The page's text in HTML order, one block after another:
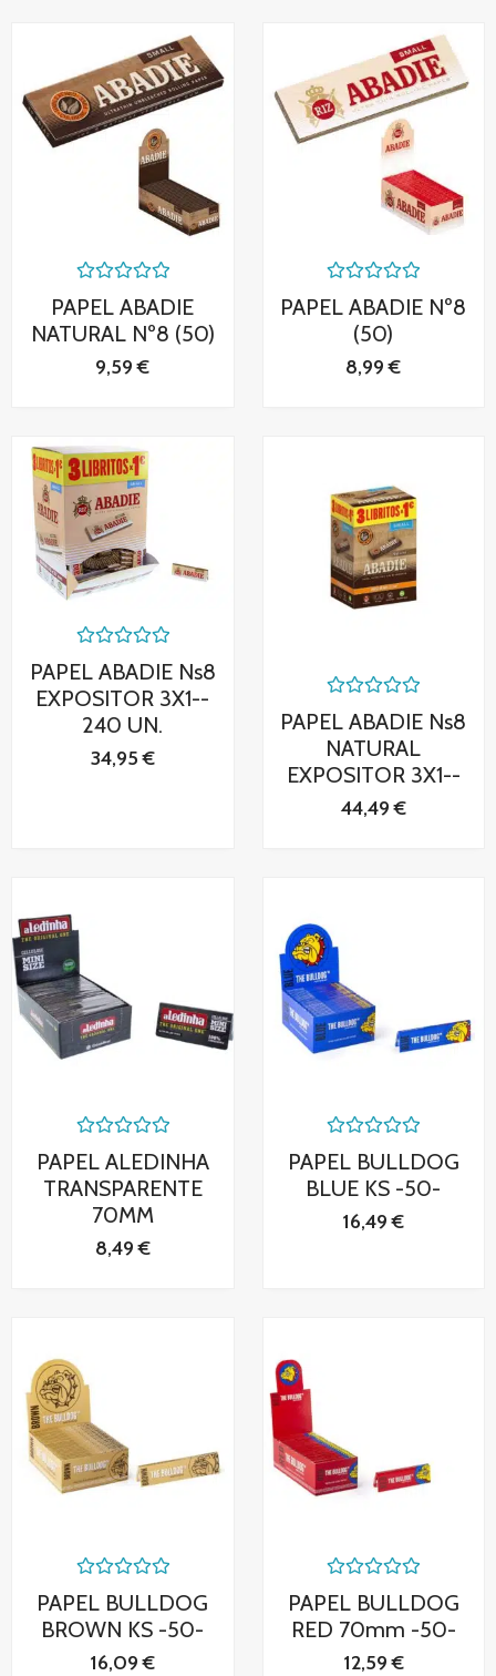
con
0
de
PAPEL ABADIE
NATURAL Nº8 (50)
9,59€
con
PAPEL ABADIE Nº8
(50)
8,99€
con
0
de
5
PAPEL ABADIE Ns8
EXPOSITOR 3X1--
240 UN.
34,95€
con
0
de
5
PAPEL ABADIE Ns8
NATURAL
EXPOSITOR 3X1--
44,49€
con
0
de
PAPEL ALEDINHA
TRANSPARENTE
70MM
8,49€
con
0
de
PAPEL BULLDOG
BLUE KS -50-
16,49€
con
0
de
PAPEL BULLDOG
BROWN KS -50-
16,09€
con
0
de
PAPEL BULLDOG
RED 70mm -50-
12,59€